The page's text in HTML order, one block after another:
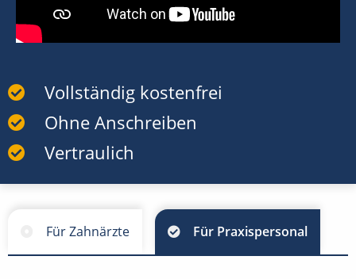
Vollständig kostenfrei
Ohne Anschreiben
Vertraulich
Für Zahnärzte Für Praxispersonal